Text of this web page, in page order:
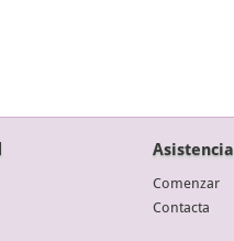
Asistencia
Comenzar
Contacta